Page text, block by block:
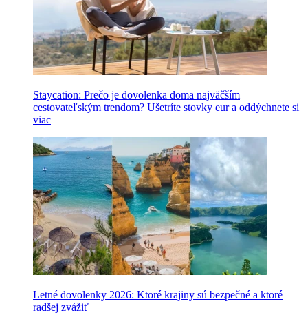
Staycation: Prečo je dovolenka doma najväčším
cestovateľským trendom? Ušetríte stovky eur a oddýchnete si
viac
Letné dovolenky 2026: Ktoré krajiny sú bezpečné a ktoré
radšej zvážiť